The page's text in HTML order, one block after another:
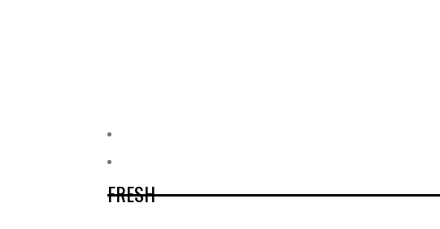
FRESH